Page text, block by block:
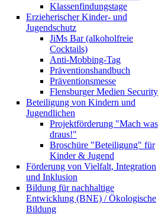
Klassenfindungstage
Erzieherischer Kinder- und
Jugendschutz
JiMs Bar (alkoholfreie
Cocktails)
Anti-Mobbing-Tag
Präventionshandbuch
Präventionsmesse
Flensburger Medien Security
Beteiligung von Kindern und
Jugendlichen
Projektförderung "Mach was
draus!"
Broschüre "Beteiligung" für
Kinder & Jugend
Förderung von Vielfalt, Integration
und Inklusion
Bildung für nachhaltige
Entwicklung (BNE) / Ökologische
Bildung